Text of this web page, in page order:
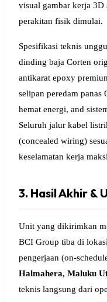
visual gambar kerja 3D
perakitan fisik dimulai.
Spesifikasi teknis
dinding baja Corten
antikarat epoxy
selipan peredam panas
hemat energi, and
Seluruh jalur kabel
(concealed wiring)
keselamatan kerja
3. Hasil Akhir &
Unit yang dikirimkan
BCI Group tiba di
pengerjaan (on-
Halmahera, Maluku
teknis langsung dari